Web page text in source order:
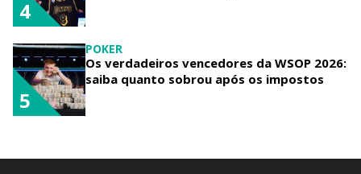
4
POKER
Os verdadeiros vencedores da WSOP 2026:
saiba quanto sobrou após os impostos
5